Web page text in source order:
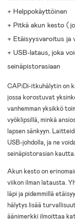
+ Helppokäyttöinen
+ Pitkä akun kesto
+ Etäisyysvaroitus ja
+ USB-lataus, joka
seinäpistorasiaan
CAPiDi-itkuhälytin on
jossa korostuvat
vanhemman yksikkö
vyöklipsillä, minkä
lapsen sänkyyn.
USB-johdolla, ja ne
seinäpistorasian kautta.
Akun kesto on
viikon ilman latausta.
läpi ja pidemmillä
hälytys lisää
äänimerkki ilmoittaa